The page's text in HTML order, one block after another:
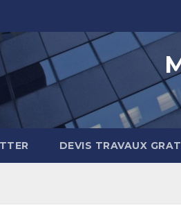
DEVIS TRAVAUX